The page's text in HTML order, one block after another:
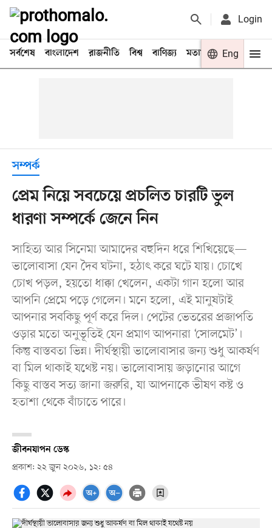
Login
সর্বশেষ বাংলাদেশ রাজনীতি বিশ্ব বাণিজ্য মতামত খেলা
Eng
সম্পর্ক
প্রেম নিয়ে সবচেয়ে প্রচলিত চারটি ভুল
ধারণা সম্পর্কে জেনে নিন
সাহিত্য আর সিনেমা আমাদের বহুদিন ধরে শিখিয়েছে—
ভালোবাসা যেন দৈব ঘটনা, হঠাৎ করে ঘটে যায়। চোখে
চোখ পড়ল, হয়তো ধাক্কা খেলেন, একটা গান হলো আর
আপনি প্রেমে পড়ে গেলেন। মনে হলো, এই মানুষটাই
আপনার সবকিছু পূর্ণ করে দিল। পেটের ভেতরের প্রজাপতি
ওড়ার মতো অনুভূতিই যেন প্রমাণ আপনারা ‘সোলমেট’।
কিন্তু বাস্তবতা ভিন্ন। দীর্ঘস্থায়ী ভালোবাসার জন্য শুধু আকর্ষণ
বা মিল থাকাই যথেষ্ট নয়। ভালোবাসায় জড়ানোর আগে
কিছু বাস্তব সত্য জানা জরুরি, যা আপনাকে ভীষণ কষ্ট ও
হতাশা থেকে বাঁচাতে পারে।
জীবনযাপন ডেস্ক
প্রকাশ: ২২ জুন ২০২৬, ১২: ৫৪